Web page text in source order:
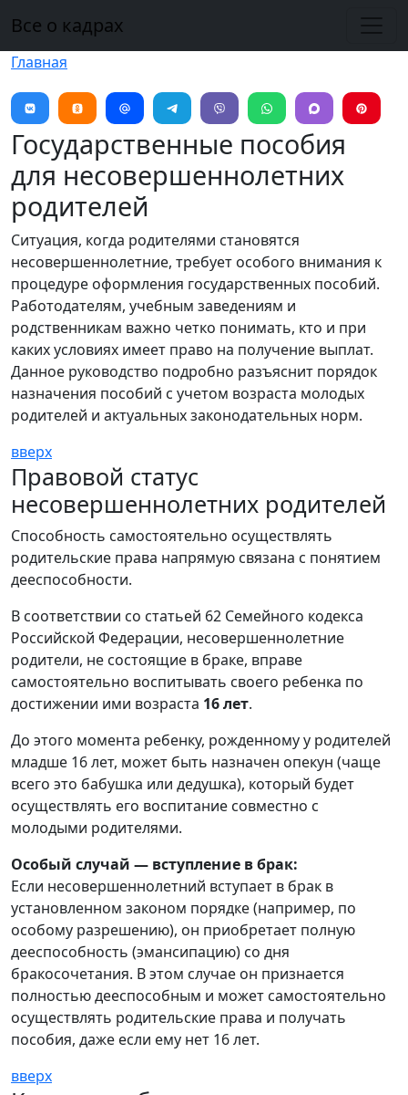
Все о кадрах
Главная
Государственные пособия
для несовершеннолетних
родителей
Ситуация, когда родителями становятся
несовершеннолетние, требует особого внимания к
процедуре оформления государственных пособий.
Работодателям, учебным заведениям и
родственникам важно четко понимать, кто и при
каких условиях имеет право на получение выплат.
Данное руководство подробно разъяснит порядок
назначения пособий с учетом возраста молодых
родителей и актуальных законодательных норм.
вверх
Правовой статус
несовершеннолетних родителей
Способность самостоятельно осуществлять
родительские права напрямую связана с понятием
дееспособности.
В соответствии со статьей 62 Семейного кодекса
Российской Федерации, несовершеннолетние
родители, не состоящие в браке, вправе
самостоятельно воспитывать своего ребенка по
достижении ими возраста 16 лет.
До этого момента ребенку, рожденному у родителей
младше 16 лет, может быть назначен опекун (чаще
всего это бабушка или дедушка), который будет
осуществлять его воспитание совместно с
молодыми родителями.
Особый случай — вступление в брак:
Если несовершеннолетний вступает в брак в
установленном законом порядке (например, по
особому разрешению), он приобретает полную
дееспособность (эмансипацию) со дня
бракосочетания. В этом случае он признается
полностью дееспособным и может самостоятельно
осуществлять родительские права и получать
пособия, даже если ему нет 16 лет.
вверх